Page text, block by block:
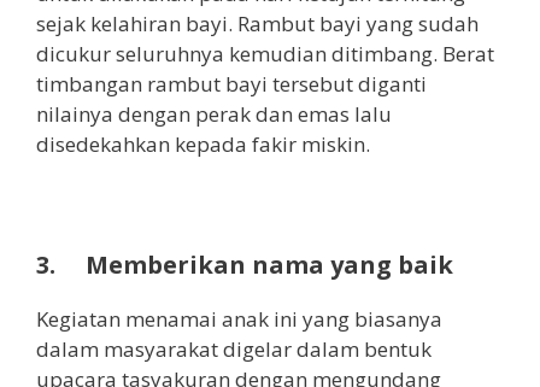
sejak kelahiran bayi. Rambut bayi yang sudah
dicukur seluruhnya kemudian ditimbang. Berat
timbangan rambut bayi tersebut diganti
nilainya dengan perak dan emas lalu
disedekahkan kepada fakir miskin.
3. Memberikan nama yang baik
Kegiatan menamai anak ini yang biasanya
dalam masyarakat digelar dalam bentuk
upacara tasyakuran dengan mengundang